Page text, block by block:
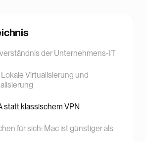
der Unternehmens-IT
Virtualisierung und
statt klassischem VPN
für sich: Mac ist günstiger als